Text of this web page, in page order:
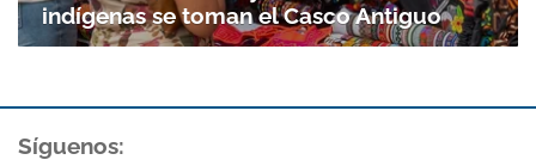
indígenas se toman el Casco Antiguo
Síguenos: